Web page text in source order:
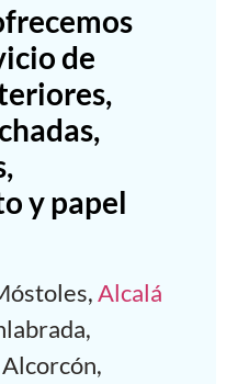
de
y papel
Alcalá